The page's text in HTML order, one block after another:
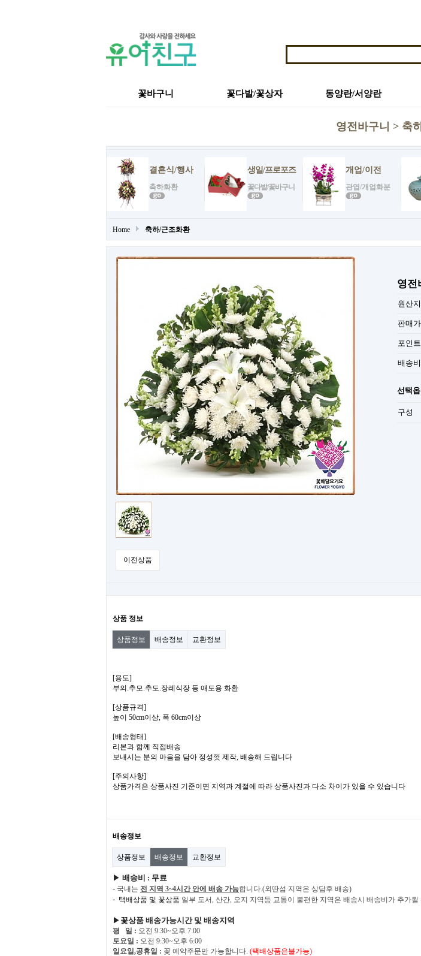
꽃바구니 꽃다발/꽃상자 동양란/서양란
영전바구니 > 축
결혼식/행사
축하화환
생일/프로포즈
꽃다발/꽃바구니
개업/이전
관엽/개업화분
Home 축하/근조화환
영전
원산지
판매
포인트
배송
선택옵
구성
이전상품
상품 정보
상품정보 배송정보 교환정보
[용도]
부의.추모.추도.장례식장 등 애도용 화환
[상품규격]
높이 50cm이상, 폭 60cm이상
[배송형태]
리본과 함께 직접배송
보내시는 분의 마음을 담아 정성껏 제작, 배송해 드립니다
[주의사항]
상품가격은 상품사진 기준이면 지역과 계절에 따라 상품사진과 다소 차이가 있을 수 있습니다
배송정보
상품정보 배송정보 교환정보
▶ 배송비 : 무료
- 국내는 전 지역 3~4시간 안에 배송 가능합니다.(외딴섬 지역은 상담후 배송)
- 택배상품 및 꽃상품 일부 도서, 산간, 오지 지역등 교통이 불편한 지역은 배송시 배송비가 추가될
▶ 꽃상품 배송가능시간​ 및 배송지역
평 일 : 오전 9:30~오후 7:00
토요일 : 오전 9:30~오후 6:00
일요일,공휴일 : 꽃 예약주문만 가능합니다 (택배상품은불가능)